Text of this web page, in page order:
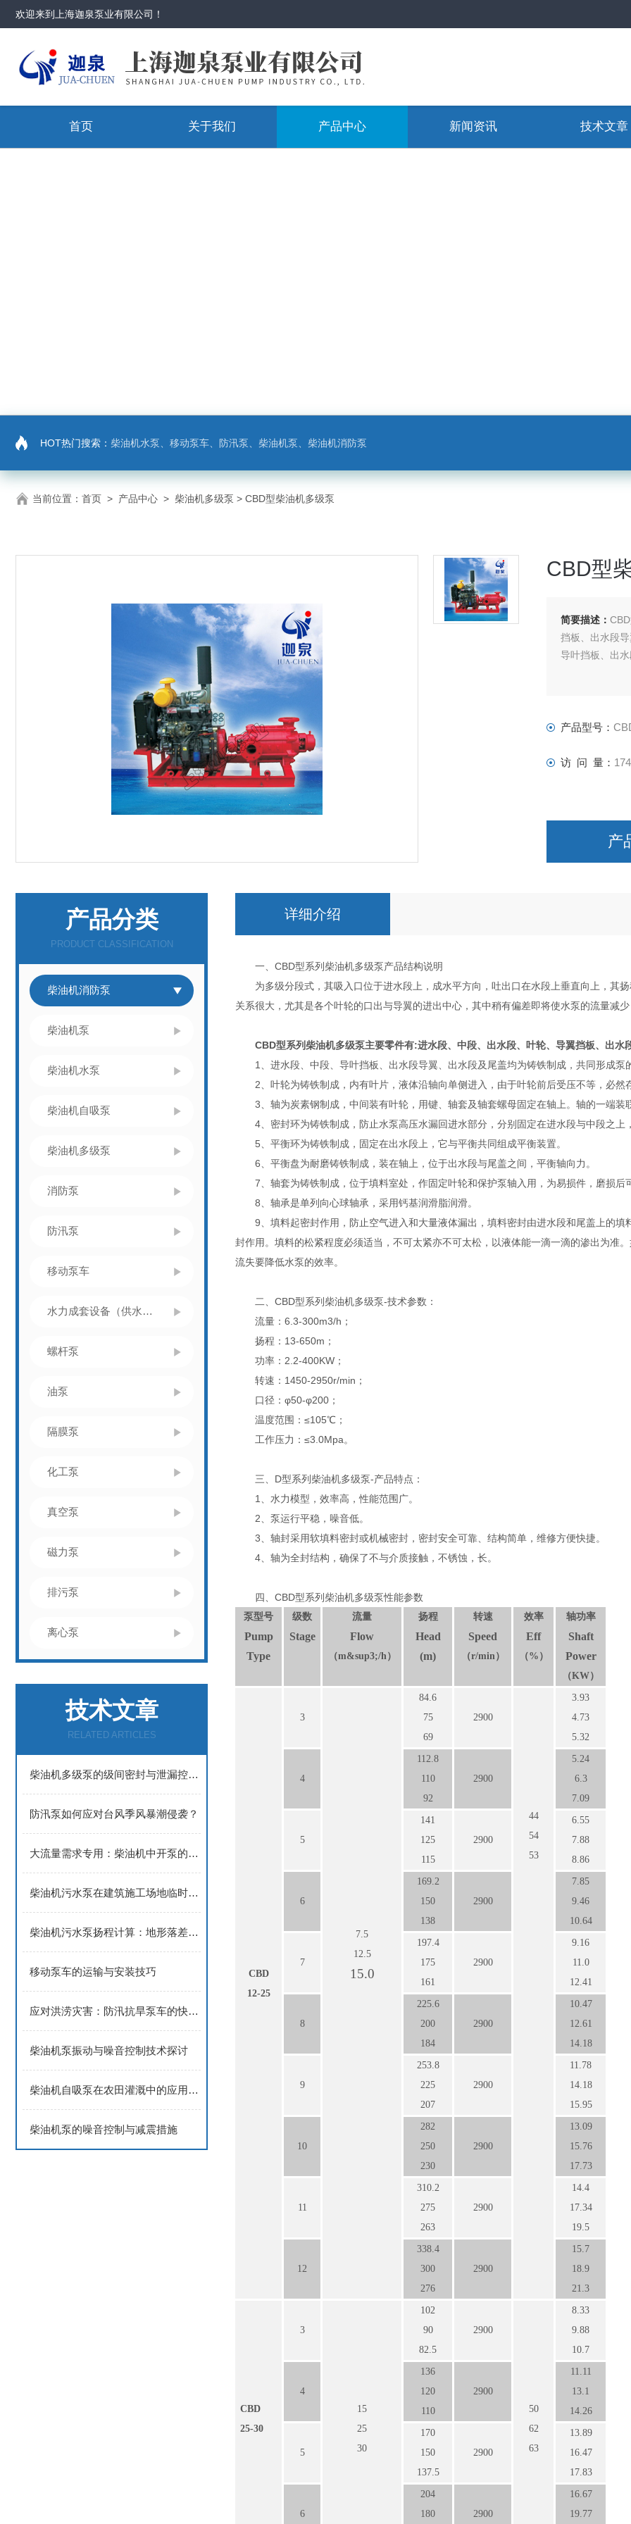
欢迎来到 上海迦泉泵业有限公司 ！
首页 关于我们 产品中心 新闻资讯 技术文章
HOT热门搜索： 柴油机水泵、移动泵车、防汛泵、柴油机泵、柴油机消防泵
当前位置： 首页 > 产品中心 > 柴油机多级泵 > CBD型柴油机多级泵
CBD型
简要描述：
挡板、出水段
导叶挡板、出
产品型号：
访 问 量：
产
产品分类
PRODUCT CLASSIFICATION
柴油机消防泵
柴油机泵
柴油机水泵
柴油机自吸泵
柴油机多级泵
消防泵
防汛泵
移动泵车
水力成套设备（供水设备）
螺杆泵
油泵
隔膜泵
化工泵
真空泵
磁力泵
排污泵
离心泵
技术文章
RELATED ARTICLES
​​柴油机多级泵的级间密封与泄漏控制技术​
防汛泵如何应对台风季风暴潮侵袭？
大流量需求专用：柴油机中开泵的泵体结构优化与选型策略
柴油机污水泵在建筑施工场地临时排水中的应用进展
柴油机污水泵扬程计算：地形落差与管道阻力的考量因素
移动泵车的运输与安装技巧
应对洪涝灾害：防汛抗旱泵车的快速部署策略
柴油机泵振动与噪音控制技术探讨
柴油机自吸泵在农田灌溉中的应用与优势
柴油机泵的噪音控制与减震措施
详细介绍
一、CBD型系列柴油机多级泵产品结构说明
为多级分段式，其吸入口位于进水段上，成水平方向，吐出口在水段上垂直向上，其
关系很大，尤其是各个叶轮的口出与导翼的进出中心，其中稍有偏差即将使水泵的流量减
CBD型系列柴油机多级泵主要零件有:进水段、中段、出水段、叶轮、导翼挡板、出
1、进水段、中段、导叶挡板、出水段导翼、出水段及尾盖均为铸铁制成，共同形成泵
2、叶轮为铸铁制成，内有叶片，液体沿轴向单侧进入，由于叶轮前后受压不等，必然
3、轴为炭素钢制成，中间装有叶轮，用键、轴套及轴套螺母固定在轴上。轴的一端装
4、密封环为铸铁制成，防止水泵高压水漏回进水部分，分别固定在进水段与中段之上
5、平衡环为铸铁制成，固定在出水段上，它与平衡共同组成平衡装置。
6、平衡盘为耐磨铸铁制成，装在轴上，位于出水段与尾盖之间，平衡轴向力。
7、轴套为铸铁制成，位于填料室处，作固定叶轮和保护泵轴入用，为易损件，磨损后
8、轴承是单列向心球轴承，采用钙基润滑脂润滑。
9、填料起密封作用，防止空气进入和大量液体漏出，填料密封由进水段和尾盖上的填
封作用。填料的松紧程度必须适当，不可太紧亦不可太松，以液体能一滴一滴的渗出为准
流失要降低水泵的效率。
二、CBD型系列柴油机多级泵-技术参数：
流量：6.3-300m3/h；
扬程：13-650m；
功率：2.2-400KW；
转速：1450-2950r/min；
口径：φ50-φ200；
温度范围：≤105℃；
工作压力：≤3.0Mpa。
三、D型系列柴油机多级泵-产品特点：
1、水力模型，效率高，性能范围广。
2、泵运行平稳，噪音低。
3、轴封采用软填料密封或机械密封，密封安全可靠、结构简单，维修方便快捷。
4、轴为全封结构，确保了不与介质接触，不锈蚀，长。
四、CBD型系列柴油机多级泵性能参数
泵型号
Pump
Type
级数
Stage
流量
Flow
（m&sup3;/h）
扬程
Head
(m)
转速
Speed
（r/min）
效率
Eff
（% ）
轴功率
Shaft
Power
（KW）
CBD
12-25
3
7.5
12.5
15.0
84.6
75
69
2900
44
54
53
3.93
4.73
5.32
4
112.8
110
92
2900
5.24
6.3
7.09
5
141
125
115
2900
6.55
7.88
8.86
6
169.2
150
138
2900
7.85
9.46
10.64
7
197.4
175
161
2900
9.16
11.0
12.41
8
225.6
200
184
2900
10.47
12.61
14.18
9
253.8
225
207
2900
11.78
14.18
15.95
10
282
250
230
2900
13.09
15.76
17.73
11
310.2
275
263
2900
14.4
17.34
19.5
12
338.4
300
276
2900
15.7
18.9
21.3
CBD
25-30
3
15
25
30
102
90
82.5
2900
50
62
63
8.33
9.88
10.7
4
136
120
110
2900
11.11
13.1
14.26
5
170
150
137.5
2900
13.89
16.47
17.83
6
204
180
2900
16.67
19.77